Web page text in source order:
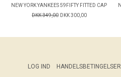
NEW YORK YANKEES 59FIFTY FITTED CAP
DKK 349,00 DKK 300,00
LOG IND HANDELSBETINGELSER